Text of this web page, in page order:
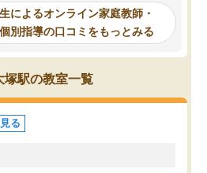
心です。毎日
、わからない
答してくれる
自習室が毎日使えていつ
るのが心強かったよう
謝です。
によるオンライン家庭教師・
個別指導の口コミをもっとみる
塚駅の教室一覧
る